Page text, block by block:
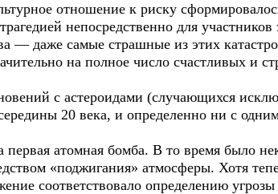
отношение к риску
непосредственно для
— даже самые страшные из этих
на полное число счастливых и
с астероидами (случающихся
20 века, и определенно ни с
атомная бомба. В то время было
«поджигания» атмосферы. Хотя
соответствовало определению